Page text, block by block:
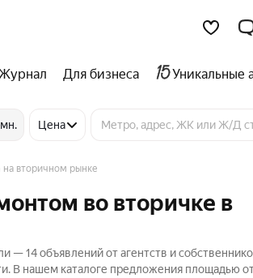
Для бизнеса Уникальные
Цена
вторичном рынке
во вторичке в
— 14 объявлений от агентств и
нашем каталоге предложения площадью